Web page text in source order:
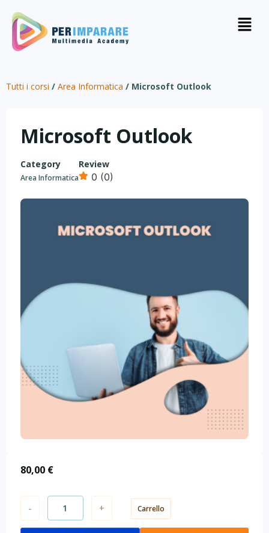
Tutti i corsi / Area Informatica / Microsoft Outlook
Microsoft Outlook
Category
Area Informatica
Review
0 (0)
80,00 €
- + Carrello